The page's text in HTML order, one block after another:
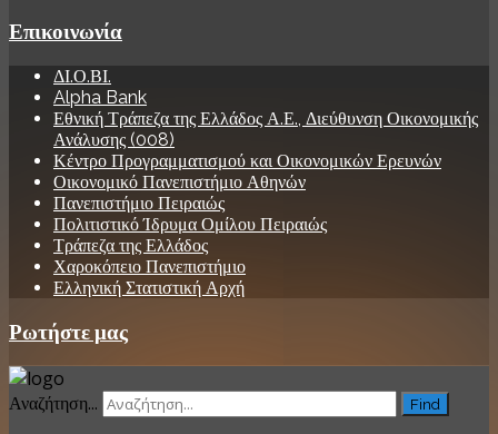
Επικοινωνία
ΔΙ.Ο.ΒΙ.
Alpha Bank
Εθνική Τράπεζα της Ελλάδος Α.Ε., Διεύθυνση Οικονομικής
Ανάλυσης (008)
Κέντρο Προγραμματισμού και Οικονομικών Ερευνών
Οικονομικό Πανεπιστήμιο Αθηνών
Πανεπιστήμιο Πειραιώς
Πολιτιστικό Ίδρυμα Ομίλου Πειραιώς
Τράπεζα της Ελλάδος
Χαροκόπειο Πανεπιστήμιο
Ελληνική Στατιστική Αρχή
Ρωτήστε μας
Αναζήτηση... Find